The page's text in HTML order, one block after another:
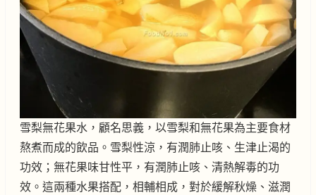
雪梨無花果水，顧名思義，以雪梨和無花果為主要食材
熬煮而成的飲品。雪梨性涼，有潤肺止咳、生津止渴的
功效；無花果味甘性平，有潤肺止咳、清熱解毒的功
效。這兩種水果搭配，相輔相成，對於緩解秋燥、滋潤